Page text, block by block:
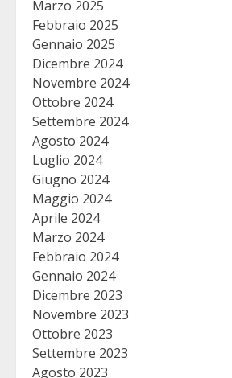
Marzo 2025
Febbraio 2025
Gennaio 2025
Dicembre 2024
Novembre 2024
Ottobre 2024
Settembre 2024
Agosto 2024
Luglio 2024
Giugno 2024
Maggio 2024
Aprile 2024
Marzo 2024
Febbraio 2024
Gennaio 2024
Dicembre 2023
Novembre 2023
Ottobre 2023
Settembre 2023
Agosto 2023